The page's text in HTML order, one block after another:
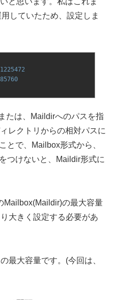
していたため、設定しま
たは、Maildirへのパスを指
レクトリからの相対パスに
とで、Mailbox形式から、
つけないと、Maildir形式に
Mailbox(Maildir)の最大容量
大きく設定する必要があ
最大容量です。(今回は、